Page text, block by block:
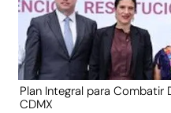
Plan Integral para Combatir
CDMX